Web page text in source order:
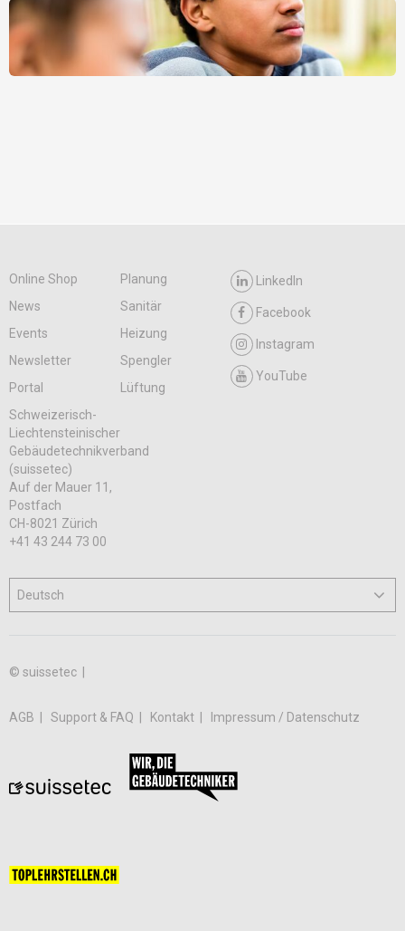
Online Shop
Planung
News
Sanitär
Events
Heizung
Newsletter
Spengler
Portal
Lüftung
LinkedIn
Facebook
Instagram
YouTube
Schweizerisch-
Liechtensteinischer
Gebäudetechnikverband
(suissetec)
Auf der Mauer 11,
Postfach
CH-8021 Zürich
+41 43 244 73 00
© suissetec |
AGB Support & FAQ Kontakt Impressum / Datenschutz